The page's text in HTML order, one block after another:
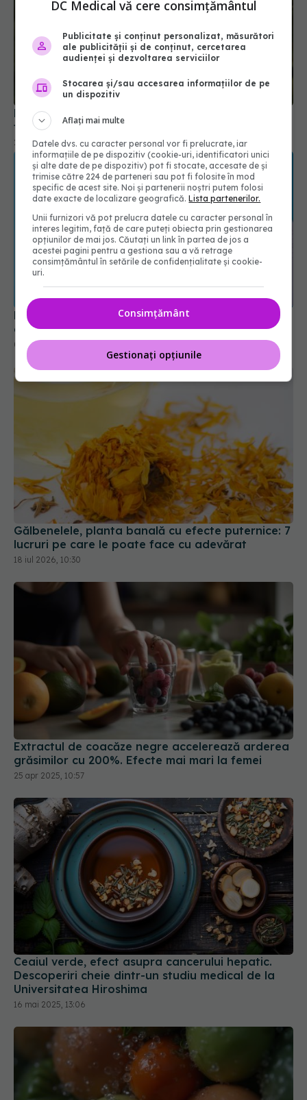
Planta care calmează inflamațiile. E folosită în
tratamentul pentru cancer
24 iul 2025, 14:15
Fructul care îți curăță arterele și ține diabetul
departe
06 iul 2025, 11:00
Gălbenelele, planta banală cu efecte puternice: 7
lucruri pe care le poate face cu adevărat
18 iul 2026, 10:30
Extractul de coacăze negre accelerează arderea
grăsimilor cu 200%. Efecte mai mari la femei
25 apr 2025, 10:57
Ceaiul verde, efect asupra cancerului hepatic.
Descoperiri cheie dintr-un studiu medical de la
Universitatea Hiroshima
16 mai 2025, 13:06
DC Medical vă cere consimțământul
Publicitate și conținut personalizat, măsurători
ale publicității și de conținut, cercetarea
audienței și dezvoltarea serviciilor
Stocarea și/sau accesarea informațiilor de pe
un dispozitiv
Aflați mai multe
Datele dvs. cu caracter personal vor fi prelucrate, iar
informațiile de pe dispozitiv (cookie-uri, identificatori unici
și alte date de pe dispozitiv) pot fi stocate, accesate de și
trimise către 224 de parteneri sau pot fi folosite în mod
specific de acest site. Noi și partenerii noștri putem folosi
date exacte de localizare geografică.Lista partenerilor.
Unii furnizori vă pot prelucra datele cu caracter personal în
interes legitim, față de care puteți obiecta prin gestionarea
opțiunilor de mai jos. Căutați un link în partea de jos a
acestei pagini pentru a gestiona sau a vă retrage
consimțământul în setările de confidențialitate și cookie-
uri.
Consimțământ
Gestionați opțiunile